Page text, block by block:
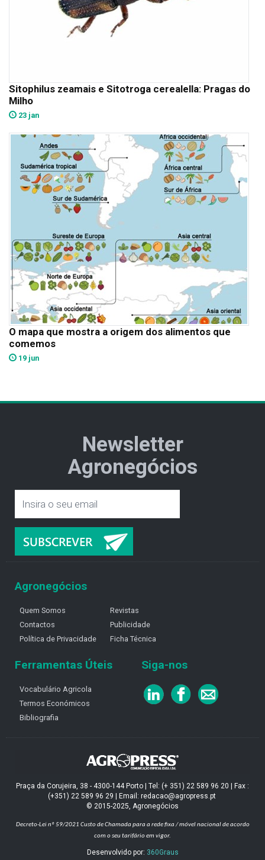
Sitophilus zeamais e Sitotroga cerealella: Pragas do
Milho
23 jan
O mapa que mostra a origem dos alimentos que
comemos
19 jun
Newsletter
Agronegócios
Agronegócios
Quem Somos
Contactos
Política de Privacidade
Revistas
Publicidade
Ficha Técnica
Ferramentas Úteis
Vocabulário Agricola
Termos Económicos
Bibliografia
Siga-nos
Praça da Corujeira, 38 - 4300-144 Porto | Tel: (+ 351) 22 589 96 20 | Fax :
(+351) 22 589 96 29 | Email: redacao@agropress.pt
© 2015-2025, Agronegócios
Decreto-Lei nº 59/2021 Custo de Chamada para a rede fixa / móvel nacional de acordo
com o seu tarifário em vigor.
Desenvolvido por: 360Graus